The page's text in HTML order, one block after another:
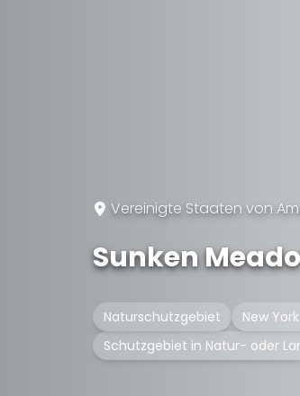
Vereinigte Staaten von
Sunken
Naturschutzgebiet New
Schutzgebiet in Natur- oder